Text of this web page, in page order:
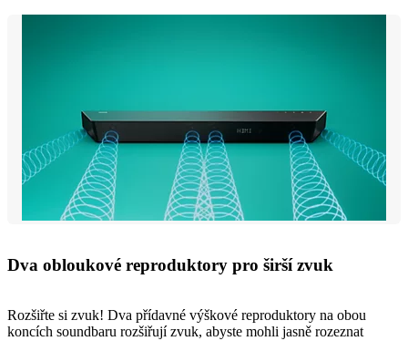
Dva obloukové reproduktory pro širší zvuk
Rozšiřte si zvuk! Dva přídavné výškové reproduktory na obou
koncích soundbaru rozšiřují zvuk, abyste mohli jasně rozeznat